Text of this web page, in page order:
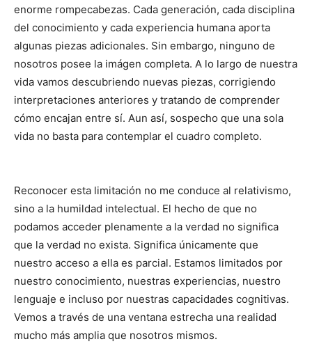
enorme rompecabezas. Cada generación, cada disciplina
del conocimiento y cada experiencia humana aporta
algunas piezas adicionales. Sin embargo, ninguno de
nosotros posee la imágen completa. A lo largo de nuestra
vida vamos descubriendo nuevas piezas, corrigiendo
interpretaciones anteriores y tratando de comprender
cómo encajan entre sí. Aun así, sospecho que una sola
vida no basta para contemplar el cuadro completo.
Reconocer esta limitación no me conduce al relativismo,
sino a la humildad intelectual. El hecho de que no
podamos acceder plenamente a la verdad no significa
que la verdad no exista. Significa únicamente que
nuestro acceso a ella es parcial. Estamos limitados por
nuestro conocimiento, nuestras experiencias, nuestro
lenguaje e incluso por nuestras capacidades cognitivas.
Vemos a través de una ventana estrecha una realidad
mucho más amplia que nosotros mismos.